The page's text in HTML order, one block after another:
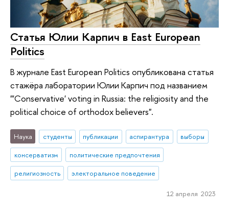
Статья Юлии Карпич в East European
Politics
В журнале East European Politics опубликована статья
стажёра лаборатории Юлии Карпич под названием
"'Conservative' voting in Russia: the religiosity and the
political choice of orthodox believers".
Наука студенты публикации аспирантура
выборы
консерватизм
политические предпочтения
религиозность
электоральное поведение
12 апреля 2023